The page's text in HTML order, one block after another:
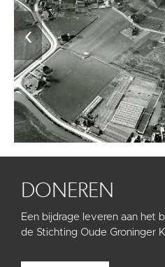
‹
DONEREN
Een bijdrage leveren aan het
de Stichting Oude Groninger